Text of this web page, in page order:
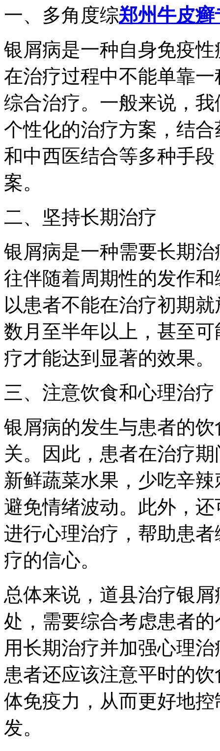
一、多角度综郑州牛皮
银屑病是一种自身免疫
在治疗过程中不能单靠
综合治疗。一般来说，
个性化的治疗方案，结
和中西医结合等多种手
案。
二、坚持长期治疗
银屑病是一种需要长期
往伴随着周期性的发作
以患者不能在治疗初期
数月至半年以上，甚至
疗才能达到显著的效果。
三、注意饮食和心理治疗
银屑病的发生与患者的
关。因此，患者在治疗
新鲜蔬菜水果，少吃辛
避免情绪波动。此外，
进行心理治疗，帮助患
疗的信心。
总体来说，道县治疗银
处，需要综合考虑患者
用长期治疗并加强心理
患者还应该注意平时的
体免疫力，从而更好地
发。